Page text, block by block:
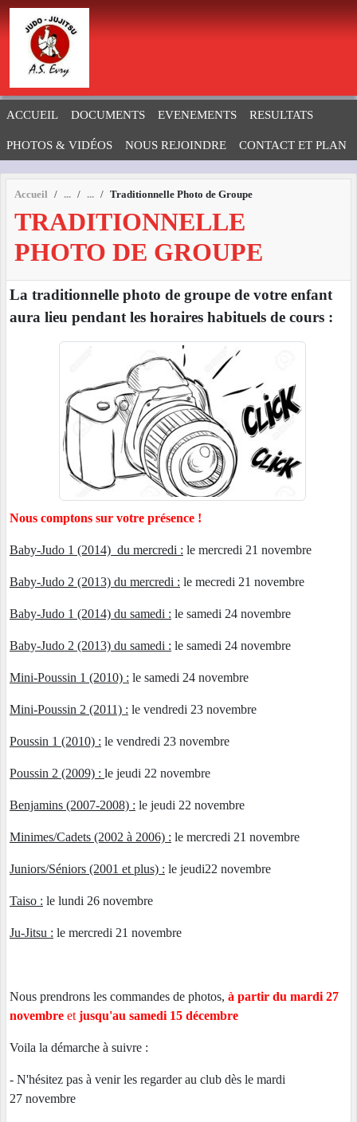
ACCUEIL DOCUMENTS EVENEMENTS RESULTATS
PHOTOS & VIDÉOS NOUS REJOINDRE CONTACT ET PLAN
Accueil Traditionnelle Photo de Groupe
TRADITIONNELLE
PHOTO DE GROUPE
La traditionnelle photo de groupe de votre enfant
aura lieu pendant les horaires habituels de cours :
Nous comptons sur votre présence !
Baby-Judo 1 (2014) du mercredi : le mercredi 21 novembre
Baby-Judo 2 (2013) du mercredi : le mecredi 21 novembre
Baby-Judo 1 (2014) du samedi : le samedi 24 novembre
Baby-Judo 2 (2013) du samedi : le samedi 24 novembre
Mini-Poussin 1 (2010) : le samedi 24 novembre
Mini-Poussin 2 (2011) : le vendredi 23 novembre
Poussin 1 (2010) : le vendredi 23 novembre
Poussin 2 (2009) : le jeudi 22 novembre
Benjamins (2007-2008) : le jeudi 22 novembre
Minimes/Cadets (2002 à 2006) : le mercredi 21 novembre
Juniors/Séniors (2001 et plus) : le jeudi22 novembre
Taiso : le lundi 26 novembre
Ju-Jitsu : le mercredi 21 novembre
Nous prendrons les commandes de photos, à partir du mardi 27
novembre et jusqu'au samedi 15 décembre
Voila la démarche à suivre :
- N'hésitez pas à venir les regarder au club dès le mardi
27 novembre
Panneau de gestion des cookies